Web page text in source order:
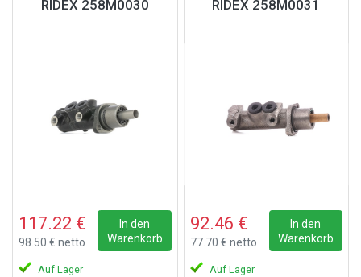
RIDEX 258M0030
117.22 €
98.50 € netto
In den
Warenkorb
Auf Lager
RIDEX 258M0031
92.46 €
77.70 € netto
In den
Warenkorb
Auf Lager